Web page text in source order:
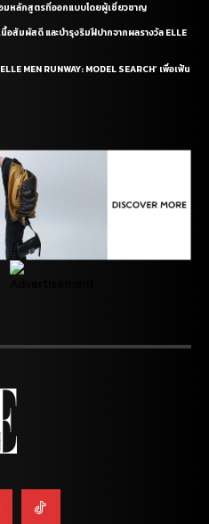
อมหลักสูตรที่ออกแบบโดยผู้เชี่ยวชาญ
สัมผัสดี และบำรุงริมฝีปากจากผลรางวัล ELLE
MEN RUNWAY: MODEL SEARCH’ เพื่อเฟ้น